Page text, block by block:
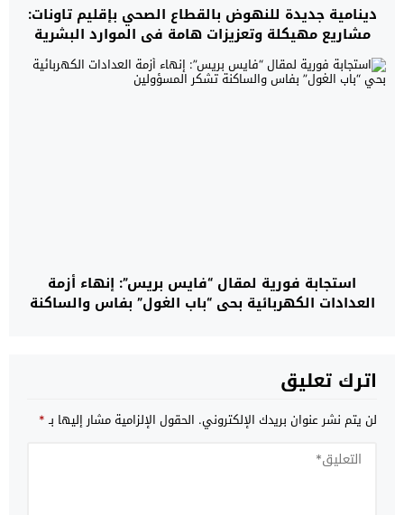
دينامية جديدة للنهوض بالقطاع الصحي بإقليم تاونات:
مشاريع مهيكلة وتعزيزات هامة في الموارد البشرية
استجابة فورية لمقال “فايس بريس”: إنهاء أزمة
العدادات الكهربائية بحي “باب الغول” بفاس والساكنة
اترك تعليق
لن يتم نشر عنوان بريدك الإلكتروني. الحقول الإلزامية مشار إليها بـ*